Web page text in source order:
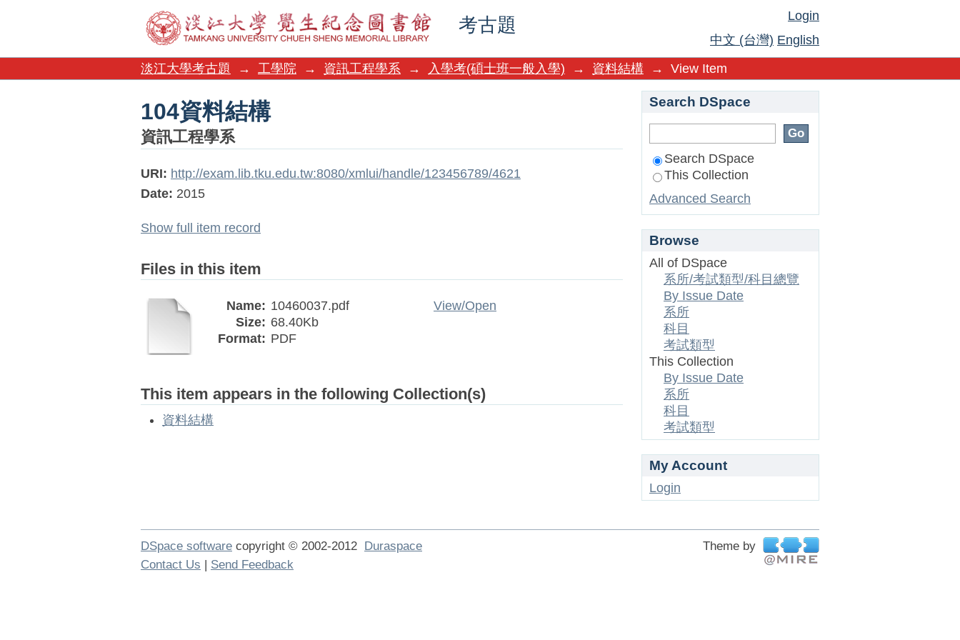
考古題
104資料結構
Login
中文 (台灣) English
淡江大學考古題
→ 工學院 → 資訊工程學系 → 入學考(碩士班一般入學) → 資料結構 → View Item
104資料結構
資訊工程學系
URI: http://exam.lib.tku.edu.tw:8080/xmlui/handle/123456789/4621
Date: 2015
Show full item record
Files in this item
Name: 10460037.pdf
Size: 68.40Kb
Format: PDF
View/Open
This item appears in the following Collection(s)
資料結構
Search DSpace
Search DSpace
This Collection
Advanced Search
Browse
All of DSpace
系所/考試類型/科目總覽
By Issue Date
系所
科目
考試類型
This Collection
By Issue Date
系所
科目
考試類型
My Account
Login
DSpace software copyright © 2002-2012 Duraspace
Theme by
Contact Us | Send Feedback